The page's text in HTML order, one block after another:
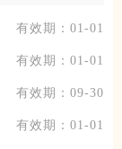
有效期：01-01
有效期：01-01
有效期：09-30
有效期：01-01